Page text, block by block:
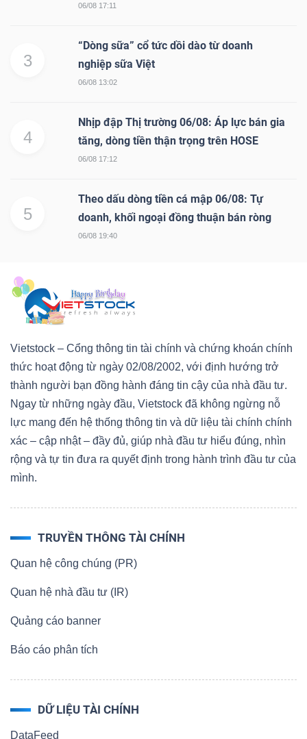
06/08 17:11
3
“Dòng sữa” cổ tức dồi dào từ doanh
nghiệp sữa Việt
06/08 13:02
4
Nhịp đập Thị trường 06/08: Áp lực bán gia
tăng, dòng tiền thận trọng trên HOSE
06/08 17:12
5
Theo dấu dòng tiền cá mập 06/08: Tự
doanh, khối ngoại đồng thuận bán ròng
06/08 19:40
Vietstock – Cổng thông tin tài chính và chứng khoán chính
thức hoạt động từ ngày 02/08/2002, với định hướng trở
thành người bạn đồng hành đáng tin cậy của nhà đầu tư.
Ngay từ những ngày đầu, Vietstock đã không ngừng nỗ
lực mang đến hệ thống thông tin và dữ liệu tài chính chính
xác – cập nhật – đầy đủ, giúp nhà đầu tư hiểu đúng, nhìn
rộng và tự tin đưa ra quyết định trong hành trình đầu tư của
mình.
TRUYỀN THÔNG TÀI CHÍNH
Quan hệ công chúng (PR)
Quan hệ nhà đầu tư (IR)
Quảng cáo banner
Báo cáo phân tích
DỮ LIỆU TÀI CHÍNH
DataFeed